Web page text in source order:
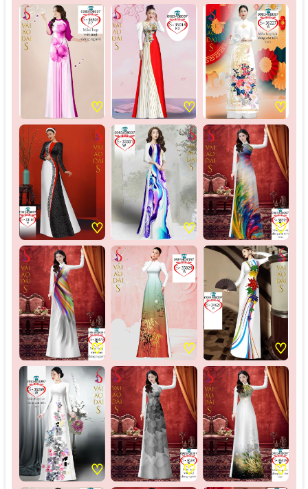
♡ ♡ ♡
♡ ♡ ♡
♡ ♡ ♡
♡ ♡ ♡